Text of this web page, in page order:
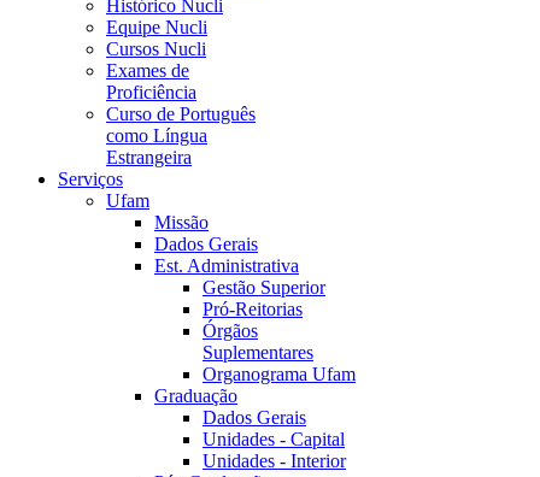
Histórico Nucli
Equipe Nucli
Cursos Nucli
Exames de
Proficiência
Curso de Português
como Língua
Estrangeira
Serviços
Ufam
Missão
Dados Gerais
Est. Administrativa
Gestão Superior
Pró-Reitorias
Órgãos
Suplementares
Organograma Ufam
Graduação
Dados Gerais
Unidades - Capital
Unidades - Interior